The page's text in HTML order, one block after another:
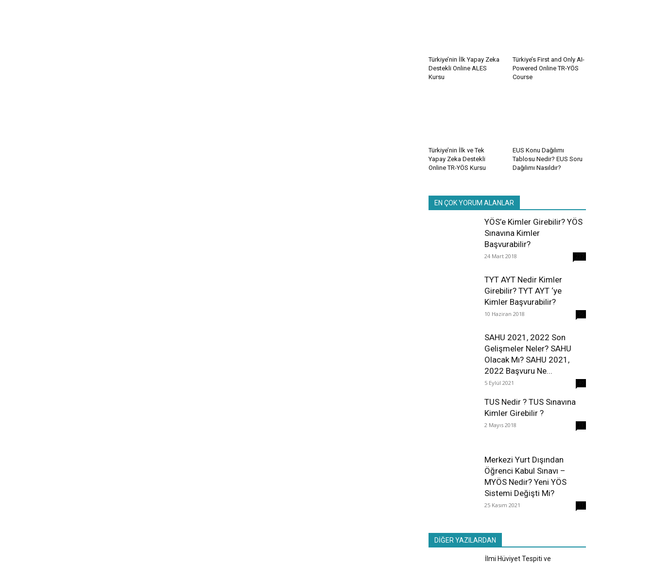
Türkiye’nin İlk Yapay Zeka
Destekli Online ALES
Kursu
Türkiye’s First and Only AI-
Powered Online TR-YÖS
Course
Türkiye’nin İlk ve Tek
Yapay Zeka Destekli
Online TR-YÖS Kursu
EUS Konu Dağılımı
Tablosu Nedir? EUS Soru
Dağılımı Nasıldır?
EN ÇOK YORUM ALANLAR
YÖS’e Kimler Girebilir? YÖS
Sınavına Kimler
Başvurabilir?
24 Mart 2018
TYT AYT Nedir Kimler
Girebilir? TYT AYT ‘ye
Kimler Başvurabilir?
10 Haziran 2018
SAHU 2021, 2022 Son
Gelişmeler Neler? SAHU
Olacak Mı? SAHU 2021,
2022 Başvuru Ne...
5 Eylül 2021
TUS Nedir ? TUS Sınavına
Kimler Girebilir ?
2 Mayıs 2018
Merkezi Yurt Dışından
Öğrenci Kabul Sınavı –
MYÖS Nedir? Yeni YÖS
Sistemi Değişti Mi?
25 Kasım 2021
DİĞER YAZILARDAN
İlmi Hüviyet Tespiti ve